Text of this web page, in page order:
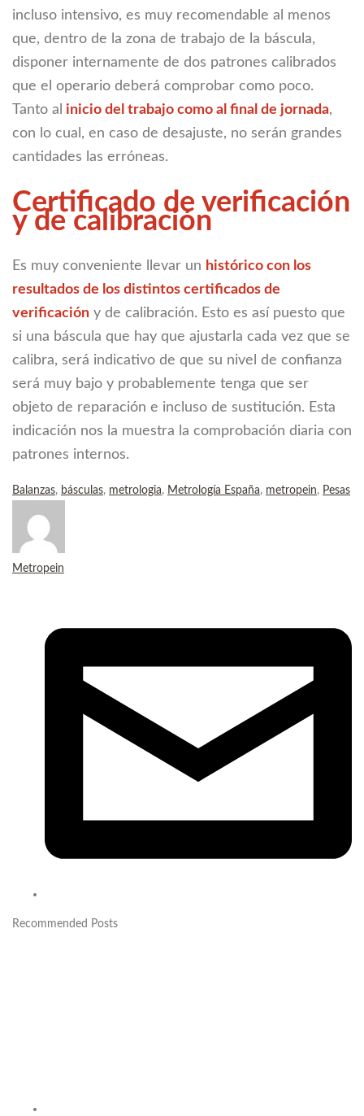
incluso intensivo, es muy recomendable al menos
que, dentro de la zona de trabajo de la báscula,
disponer internamente de dos patrones calibrados
que el operario deberá comprobar como poco.
Tanto al inicio del trabajo como al final de jornada,
con lo cual, en caso de desajuste, no serán grandes
cantidades las erróneas.
Certificado de verificación
y de calibración
Es muy conveniente llevar un histórico con los
resultados de los distintos certificados de
verificación y de calibración. Esto es así puesto que
si una báscula que hay que ajustarla cada vez que se
calibra, será indicativo de que su nivel de confianza
será muy bajo y probablemente tenga que ser
objeto de reparación e incluso de sustitución. Esta
indicación nos la muestra la comprobación diaria con
patrones internos.
Balanzas, básculas, metrologia, Metrología España, metropein, Pesas
Metropein
Recommended Posts